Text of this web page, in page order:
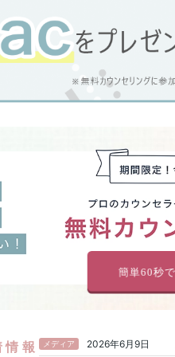
情報 2026年6月9日